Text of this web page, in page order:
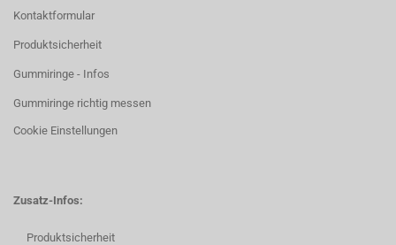
Kontaktformular
Produktsicherheit
Gummiringe - Infos
Gummiringe richtig messen
Cookie Einstellungen
Zusatz-Infos:
Produktsicherheit